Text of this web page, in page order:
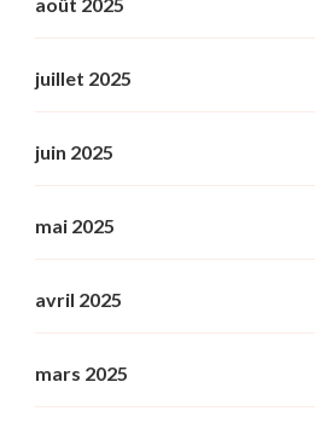
août 2025
juillet 2025
juin 2025
mai 2025
avril 2025
mars 2025